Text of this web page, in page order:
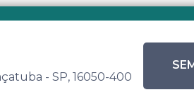
- SP, 16050-400